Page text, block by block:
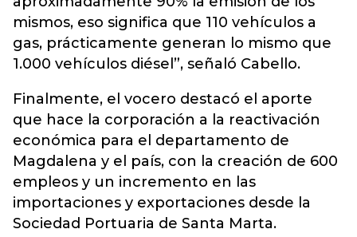
mismos, eso significa que 110 vehículos a
gas, prácticamente generan lo mismo que
1.000 vehículos diésel”, señaló Cabello.
Finalmente, el vocero destacó el aporte
que hace la corporación a la reactivación
económica para el departamento de
Magdalena y el país, con la creación de 600
empleos y un incremento en las
importaciones y exportaciones desde la
Sociedad Portuaria de Santa Marta.